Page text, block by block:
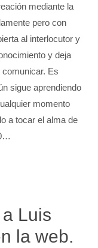
mediante la
pero con
al interlocutor y
y deja
Es
sigue aprendiendo
momento
a tocar el alma de
Luis
la web.